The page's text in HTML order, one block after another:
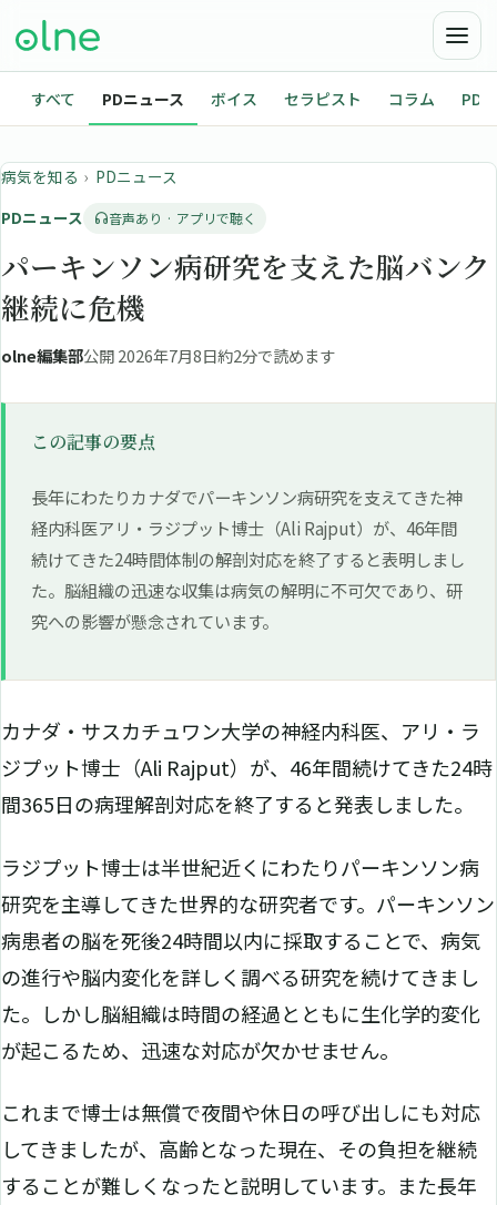
すべて PDニュース ボイス セラピスト コラム PD
病気を知る › PDニュース
PDニュース
音声あり · アプリで聴く
パーキンソン病研究を支えた脳バンク
継続に危機
olne編集部公開 2026年7月8日約2分で読めます
この記事の要点
長年にわたりカナダでパーキンソン病研究を支えてきた神
経内科医アリ・ラジプット博士（Ali Rajput）が、46年間
続けてきた24時間体制の解剖対応を終了すると表明しまし
た。脳組織の迅速な収集は病気の解明に不可欠であり、研
究への影響が懸念されています。
カナダ・サスカチュワン大学の神経内科医、アリ・ラ
ジプット博士（Ali Rajput）が、46年間続けてきた24時
間365日の病理解剖対応を終了すると発表しました。
ラジプット博士は半世紀近くにわたりパーキンソン病
研究を主導してきた世界的な研究者です。パーキンソン
病患者の脳を死後24時間以内に採取することで、病気
の進行や脳内変化を詳しく調べる研究を続けてきまし
た。しかし脳組織は時間の経過とともに生化学的変化
が起こるため、迅速な対応が欠かせません。
これまで博士は無償で夜間や休日の呼び出しにも対応
してきましたが、高齢となった現在、その負担を継続
することが難しくなったと説明しています。また長年